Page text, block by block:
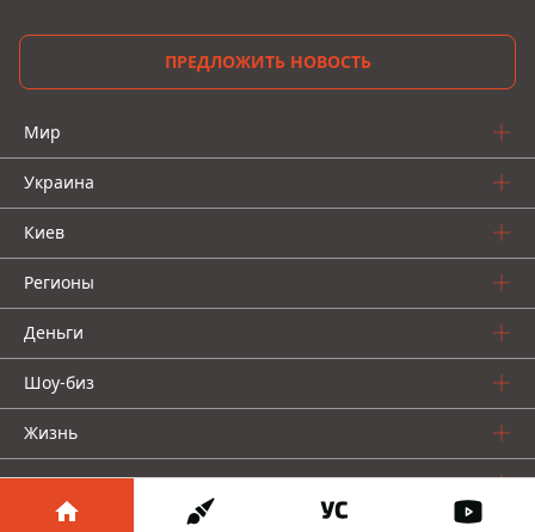
ПРЕДЛОЖИТЬ НОВОСТЬ
Мир
Украина
Киев
Регионы
Деньги
Шоу-биз
Жизнь
О нас